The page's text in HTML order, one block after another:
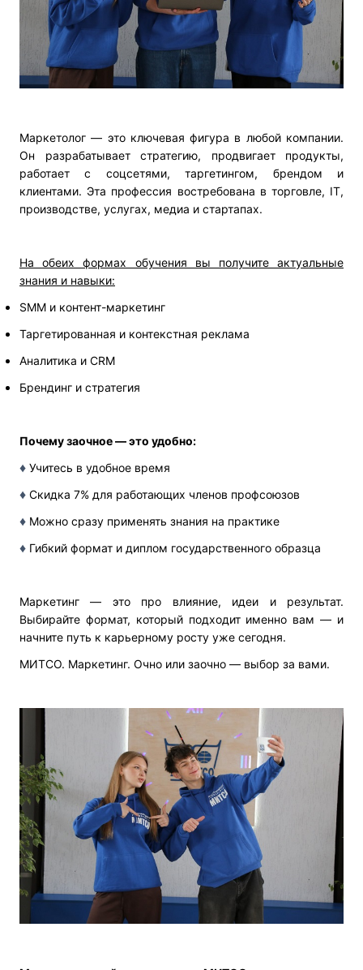
Маркетолог — это ключевая фигура в любой компании.
Он разрабатывает стратегию, продвигает продукты,
работает с соцсетями, таргетингом, брендом и
клиентами. Эта профессия востребована в торговле, IT,
производстве, услугах, медиа и стартапах.
На обеих формах обучения вы получите актуальные
знания и навыки:
SMM и контент-маркетинг
Таргетированная и контекстная реклама
Аналитика и CRM
Брендинг и стратегия
Почему заочное — это удобно:
♦ Учитесь в удобное время
♦ Скидка 7% для работающих членов профсоюзов
♦ Можно сразу применять знания на практике
♦ Гибкий формат и диплом государственного образца
Маркетинг — это про влияние, идеи и результат.
Выбирайте формат, который подходит именно вам — и
начните путь к карьерному росту уже сегодня.
МИТСО. Маркетинг. Очно или заочно — выбор за вами.